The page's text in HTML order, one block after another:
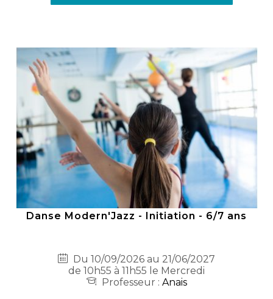
Danse Modern'Jazz - Initiation - 6/7 ans
Du 10/09/2026 au 21/06/2027
de 10h55 à 11h55 le Mercredi
Professeur : Anais